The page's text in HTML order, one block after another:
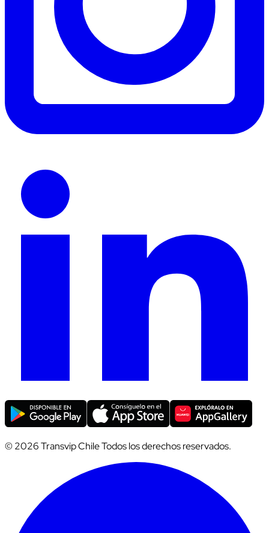
© 2026 Transvip Chile Todos los derechos reservados.